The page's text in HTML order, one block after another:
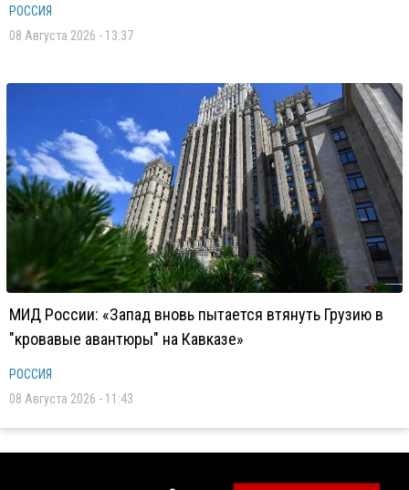
РОССИЯ
08 Августа 2026 - 13:37
МИД России: «Запад вновь пытается втянуть Грузию в
"кровавые авантюры" на Кавказе»
РОССИЯ
08 Августа 2026 - 11:43